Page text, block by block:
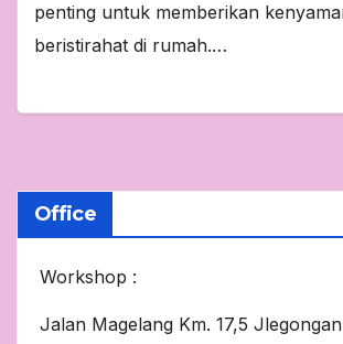
penting untuk memberikan
beristirahat di rumah.…
Office
Workshop :
Jalan Magelang Km. 17,5